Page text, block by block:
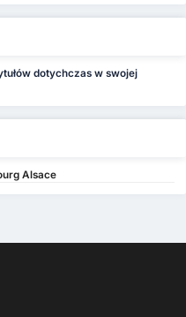
dotychczas w swojej
Alsace